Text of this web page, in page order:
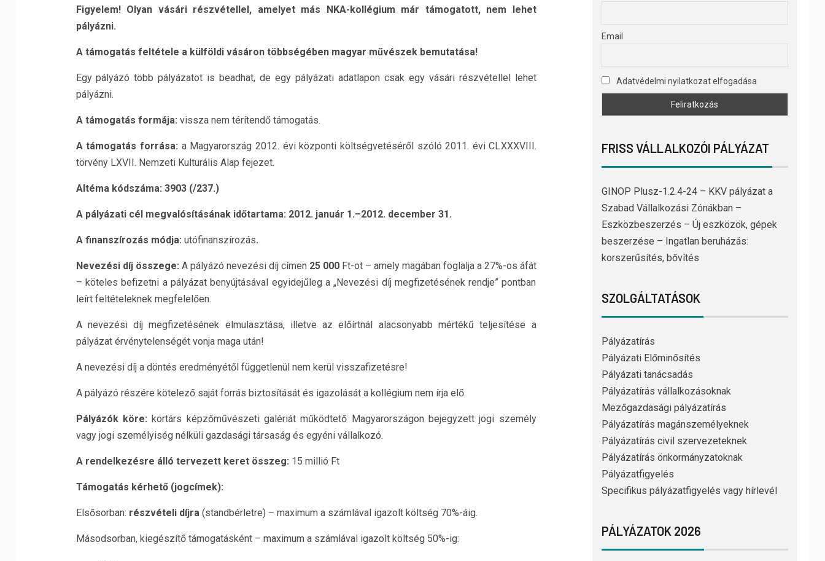
Figyelem! Olyan vásári részvétellel, amelyet más NKA-kollégium már támogatott, nem lehet
pályázni.
A támogatás feltétele a külföldi vásáron többségében magyar művészek bemutatása!
Egy pályázó több pályázatot is beadhat, de egy pályázati adatlapon csak egy vásári részvétellel lehet
pályázni.
A támogatás formája: vissza nem térítendő támogatás.
A támogatás forrása: a Magyarország 2012. évi központi költségvetéséről szóló 2011. évi CLXXXVIII.
törvény LXVII. Nemzeti Kulturális Alap fejezet.
Altéma kódszáma: 3903 (/237.)
A pályázati cél megvalósításának időtartama: 2012. január 1.–2012. december 31.
A finanszírozás módja: utófinanszírozás.
Nevezési díj összege: A pályázó nevezési díj címen 25 000 Ft-ot – amely magában foglalja a 27%-os áfát
– köteles befizetni a pályázat benyújtásával egyidejűleg a „Nevezési díj megfizetésének rendje” pontban
leírt feltételeknek megfelelően.
A nevezési díj megfizetésének elmulasztása, illetve az előírtnál alacsonyabb mértékű teljesítése a
pályázat érvénytelenségét vonja maga után!
A nevezési díj a döntés eredményétől függetlenül nem kerül visszafizetésre!
A pályázó részére kötelező saját forrás biztosítását és igazolását a kollégium nem írja elő.
Pályázók köre:kortárs képzőművészeti galériát működtető Magyarországon bejegyzett jogi személy
vagy jogi személyiség nélküli gazdasági társaság és egyéni vállalkozó.
A rendelkezésre álló tervezett keret összeg: 15 millió Ft
Támogatás kérhető (jogcímek):
Elsősorban: részvételi díjra(standbérletre) – maximum a számlával igazolt költség 70%-áig.
Másodsorban, kiegészítő támogatásként – maximum a számlával igazolt költség 50%-ig:
Email
Adatvédelmi nyilatkozat elfogadása
FRISS VÁLLALKOZÓI PÁLYÁZAT
GINOP Plusz-1.2.4-24 – KKV pályázat a
Szabad Vállalkozási Zónákban –
Eszközbeszerzés – Új eszközök, gépek
beszerzése – Ingatlan beruházás:
korszerűsítés, bővítés
SZOLGÁLTATÁSOK
Pályázatírás
Pályázati Előminősítés
Pályázati tanácsadás
Pályázatírás vállalkozásoknak
Mezőgazdasági pályázatírás
Pályázatírás magánszemélyeknek
Pályázatírás civil szervezeteknek
Pályázatírás önkormányzatoknak
Pályázatfigyelés
Specifikus pályázatfigyelés vagy hírlevél
PÁLYÁZATOK 2026